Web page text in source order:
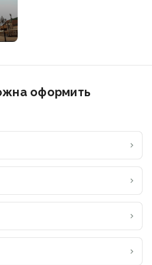
оформить